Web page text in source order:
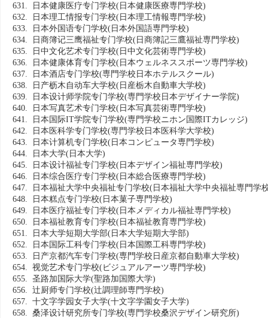
631. 日本健康医疗专门学校(日本健康医療専門学校)
632. 日本理工情报专门学校(日本理工情報専門学校)
633. 日本外国语专门学校(日本外国語専門学校)
634. 日商簿记三鹰福祉专门学校(日商簿記三鷹福祉専門学校)
635. 日中文化艺术专门学校(日中文化芸術専門学校)
636. 日本健康体育专门学校(日本ウェルネススポーツ専門学校)
637. 日本酒店专门学校(専門学校日本ホテルスクール)
638. 日产枥木自动车大学校(日産栃木自動車大学校)
639. 日本设计师学院专门学校(専門学校日本デザイナー学院)
640. 日本写真艺术专门学校(日本写真芸術専門学校)
641. 日本国际IT学院专门学校(専門学校ニホン国際ITカレッジ)
642. 日本医科学专门学校(専門学校日本医科学大学校)
643. 日本计算机专门学校(日本コンピュータ専門学校)
644. 日本大学(日本大学)
645. 日本设计福祉专门学校(日本デザイン福祉専門学校)
646. 日本综合医疗专门学校(日本総合医療専門学校)
647. 日本福祉大学中央福祉专门学校(日本福祉大学中央福祉専門学
648. 日本糕点专门学校(日本菓子専門学校)
649. 日本医疗福祉专门学校(日本メディカル福祉専門学校)
650. 日本福祉教育专门学校(日本福祉教育専門学校)
651. 日本大学短期大学部(日本大学短期大学部)
652. 日本国际工科专门学校(日本国際工科専門学校)
653. 日产京都汽车专门学校(専門学校日産京都自動車大学校)
654. 视觉艺术专门学校(ビジュアルアーツ専門学校)
655. 圣路加国际大学(聖路加国際大学)
656. 辻厨师专门学校(辻調理師専門学校)
657. 十文字学园女子大学(十文字学園女子大学)
658. 桑泽设计研究所专门学校(専門学校桑沢デザイン研究所)